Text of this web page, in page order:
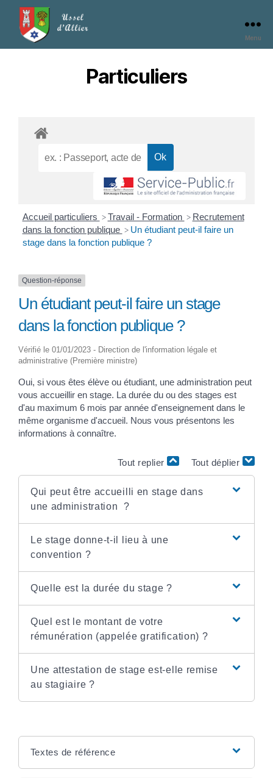
Menu
Particuliers
Accueil particuliers > Travail - Formation > Recrutement
dans la fonction publique > Un étudiant peut-il faire un
stage dans la fonction publique ?
Question-réponse
Un étudiant peut-il faire un stage
dans la fonction publique ?
Vérifié le 01/01/2023 - Direction de l'information légale et
administrative (Première ministre)
Oui, si vous êtes élève ou étudiant, une administration peut
vous accueillir en stage. La durée du ou des stages est
d'au maximum 6 mois par année d'enseignement dans le
même organisme d'accueil. Nous vous présentons les
informations à connaître.
Tout replier Tout déplier
Qui peut être accueilli en stage dans
une administration ?
Le stage donne-t-il lieu à une
convention ?
Quelle est la durée du stage ?
Quel est le montant de votre
rémunération (appelée gratification) ?
Une attestation de stage est-elle remise
au stagiaire ?
Textes de référence